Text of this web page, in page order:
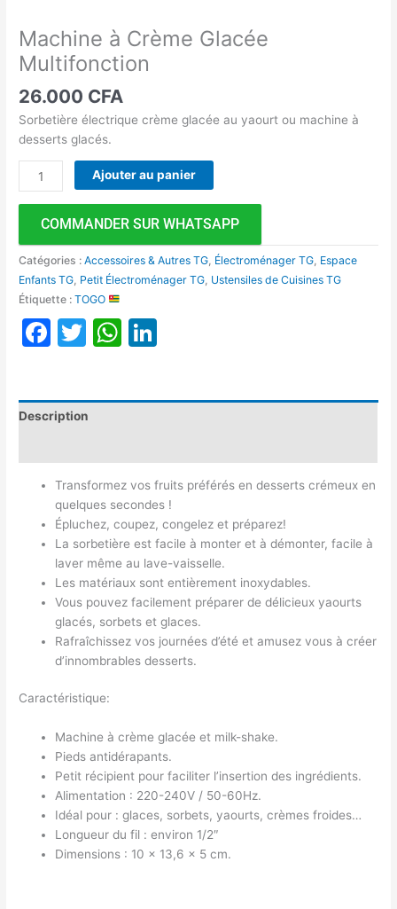
Machine à Crème Glacée
Multifonction
26.000 CFA
Sorbetière électrique crème glacée au yaourt ou machine à
desserts glacés.
Ajouter au panier
COMMANDER SUR WHATSAPP
Catégories :Accessoires & Autres TG, Électroménager TG, Espace
Enfants TG, Petit Électroménager TG, Ustensiles de Cuisines TG
Étiquette :TOGO
Facebook
TwitterWhatsApp
Description
Transformez vos fruits préférés en desserts crémeux en
quelques secondes !
Épluchez, coupez, congelez et préparez!
La sorbetière est facile à monter et à démonter, facile à
laver même au lave-vaisselle.
Les matériaux sont entièrement inoxydables.
Vous pouvez facilement préparer de délicieux yaourts
glacés, sorbets et glaces.
Rafraîchissez vos journées d’été et amusez vous à créer
d’innombrables desserts.
Caractéristique:
Machine à crème glacée et milk-shake.
Pieds antidérapants.
Petit récipient pour faciliter l’insertion des ingrédients.
Alimentation : 220-240V / 50-60Hz.
Idéal pour : glaces, sorbets, yaourts, crèmes froides…
Longueur du fil : environ 1/2″
Dimensions : 10 x 13,6 x 5 cm.